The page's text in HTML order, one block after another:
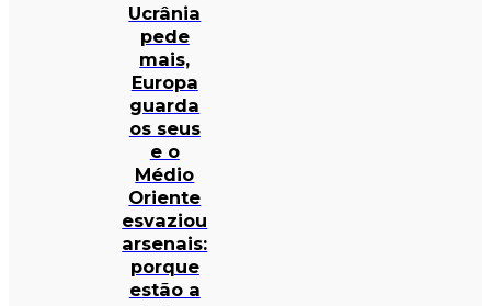
Ucrânia
pede
mais,
Europa
guarda
os seus
e o
Médio
Oriente
esvaziou
arsenais:
porque
estão a